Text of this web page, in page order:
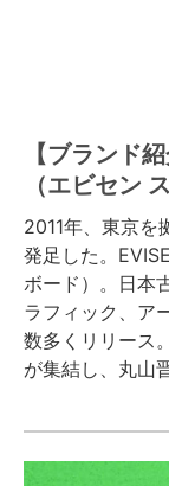
【ブランド
（エビセン
2011年、東京を
発足した。
ボード）。日本
ラフィック、ア
数多くリリース
が集結し、丸山